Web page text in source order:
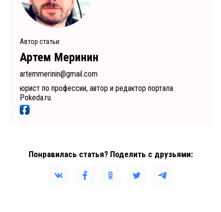
Автор статьи:
Артем Меринин
artemmerinin@gmail.com
юрист по профессии, автор и редактор портала
Pokeda.ru.
Понравилась статья? Поделить с друзьями: